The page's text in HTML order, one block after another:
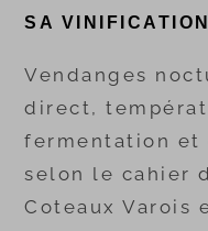
SA VINIFICATION
Vendanges
direct,
fermentation et
selon le cahier
Coteaux Varois